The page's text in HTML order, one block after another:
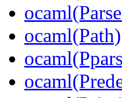
ocaml(Path)